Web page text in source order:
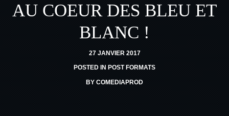
AU COEUR DES BLEU ET
BLANC !
27 JANVIER 2017
POSTED IN POST FORMATS
BY COMEDIAPROD